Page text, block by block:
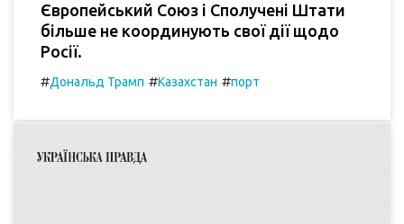
Європейський Союз і Сполучені Штати
більше не координують свої дії щодо
Росії.
#Дональд Трамп #Казахстан #порт